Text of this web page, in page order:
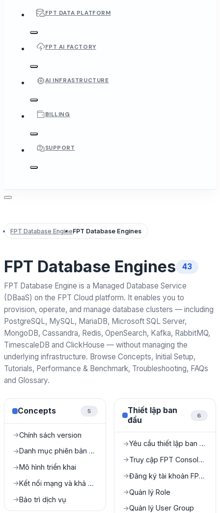
FPT DATA PLATFORM
FPT AI FACTORY
AI INFRASTRUCTURE
BILLING
SUPPORT
FPT Database EngineFPT Database Engines
FPT Database Engines 43
FPT Database Engine is a Managed Database Service
(DBaaS) on the FPT Cloud platform. It enables you to
provision, operate, and manage database clusters — including
PostgreSQL, MySQL, MariaDB, Microsoft SQL Server,
MongoDB, Cassandra, Redis, OpenSearch, Kafka, RabbitMQ,
TimescaleDB and ClickHouse — without managing the
underlying infrastructure. Browse Concepts, Initial Setup,
Tutorials, Performance & Benchmark, Troubleshooting, FAQs
and Glossary.
Concepts 5
→Chính sách version
→ Danh mục phiên bản được hỗ trợ
→Mô hình triển khai
→ Kết nối mạng và khả năng truy cập
→Bảo trì dịch vụ
Thiết lập ban
đầu
6
→ Yêu cầu thiết lập ban đầu
→ Truy cập FPT Console Portal
→ Đăng ký tài khoản FPT Console Portal
→Quản lý Role
→Quản lý User Group